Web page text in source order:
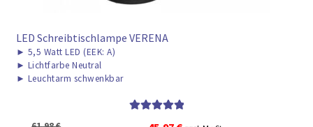
LED Schreibtischlampe VERENA
► 5,5 Watt LED (EEK: A)
► Lichtfarbe Neutral
► Leuchtarm schwenkbar